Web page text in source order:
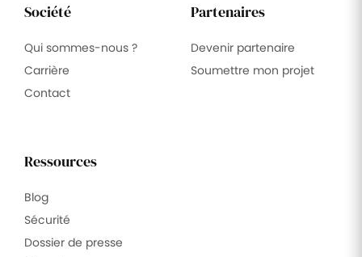
Société
Qui sommes-nous ?
Carrière
Contact
Partenaires
Devenir partenaire
Soumettre mon projet
Ressources
Blog
Sécurité
Dossier de presse